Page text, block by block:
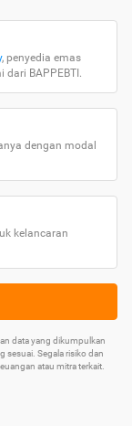
, penyedia emas
BAPPEBTI.
dengan modal
kelancaran
data yang dikumpulkan
Segala risiko dan
atau mitra terkait.